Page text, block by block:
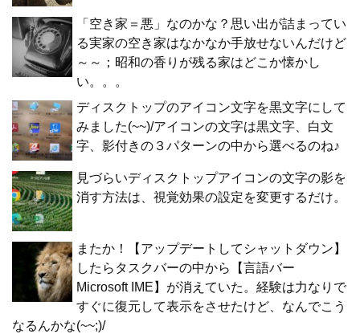
「空き家＝悪」なのかな？思い出が詰まってい
る実家の空き家はなかなか手放せないんだけど
～～；昭和の香りが残る家はどこか懐かし
い。。。
ディスクトップのアイコン文字を黒文字にして
みました(~~)/アイコンの文字は黒文字、白文
字、影付きの３パターンの中から選べるのね♪
見づらいディスクトップアイコンの文字の影を
消す方法は、視覚効果の設定を変更するだけ。
またか！【アップデートしてシャットダウン】
したらタスクバーの中から【言語バー
Microsoft IME】が消えていた。経験は力なりで
すぐに復元して表示をさせたけど、なんでこう
なるんかな(~~;)/